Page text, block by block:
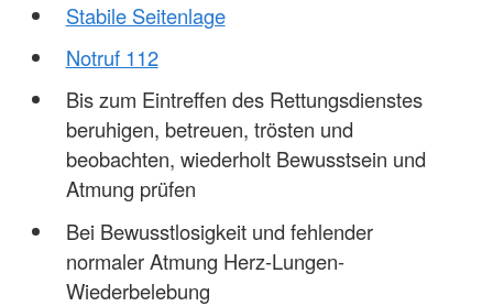
Stabile Seitenlage
Notruf 112
Bis zum Eintreffen des Rettungsdienstes
beruhigen, betreuen, trösten und
beobachten, wiederholt Bewusstsein und
Atmung prüfen
Bei Bewusstlosigkeit und fehlender
normaler Atmung Herz-Lungen-
Wiederbelebung